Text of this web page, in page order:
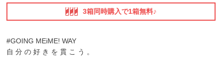
3箱同時購入で1箱無料♪
#GOING MEiME! WAY
自 分 の 好 き を 貫 こ う 。